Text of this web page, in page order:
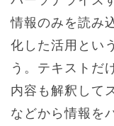
情報のみを読み
化した活用とい
う。テキストだ
内容も解釈して
などから情報を